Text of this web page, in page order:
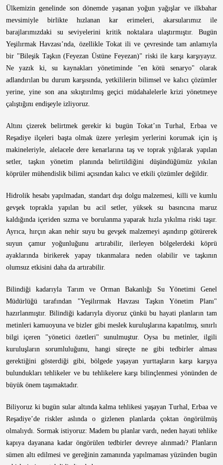
Ülkemizin genelinde son dönemde yaşanan yoğun yağışlar ve ilkbahar
mevsimiyle birlikte hızlanan kar erimeleri, akarsularımız ile
barajlarımızdaki su seviyelerini kritik noktalara ulaştırmıştır. Bugün
Yeşilırmak Havzası’nda, özellikle Tokat ili ve çevresinde tam anlamıyla
bir "Bileşik Taşkın (Feyezan Üstüne Feyezan)" riski ile karşı karşıyayız.
Ne yazık ki, su kaynakları yönetiminde "en kötü senaryo" olarak
adlandırılan bu durum karşısında, yetkililerin bilimsel ve kalıcı çözümler
yerine, yine son ana sıkıştırılmış geçici müdahalelerle krizi yönetmeye
çalıştığını endişeyle izliyoruz.
Altını çizerek belirtmek gerekir ki bugün Tokat’ın Turhal, Erbaa ve
Reşadiye ilçeleri başta olmak üzere yerleşim yerlerini korumak için iş
makineleriyle, alelacele dere kenarlarına taş ve toprak yığılarak yapılan
setler, taşkın yönetim planında belirtildiğini düşündüğümüz yıkılan
köprüler mühendislik bilimi açısından kalıcı ve etkili çözümler değildir.
Hidrolik hesabı yapılmadan, standart dışı dolgu malzemesi, killi ve kumlu
gevşek toprakla yapılan bu acil setler, yüksek su basıncına maruz
kaldığında içeriden sızma ve borulanma yaparak hızla yıkılma riski taşır.
Ayrıca, hırçın akan nehir suyu bu gevşek malzemeyi aşındırıp götürerek
suyun çamur yoğunluğunu artırabilir, ilerleyen bölgelerdeki köprü
ayaklarında birikerek yapay tıkanmalara neden olabilir ve taşkının
olumsuz etkisini daha da artırabilir.
Bilindiği kadarıyla Tarım ve Orman Bakanlığı Su Yönetimi Genel
Müdürlüğü tarafından "Yeşilırmak Havzası Taşkın Yönetim Planı"
hazırlanmıştır. Bilindiği kadarıyla diyoruz çünkü bu hayati planların tam
metinleri kamuoyuna ve bizler gibi meslek kuruluşlarına kapatılmış, sınırlı
bilgi içeren "yönetici özetleri" sunulmuştur. Oysa bu metinler, ilgili
kuruluşların sorumluluğunu, hangi süreçte ne gibi tedbirler alması
gerektiğini gösterdiği gibi, bölgede yaşayan yurttaşların karşı karşıya
bulundukları tehlikeler ve bu tehlikelere karşı bilinçlenmesi yönünden de
büyük önem taşımaktadır.
Biliyoruz ki bugün sular altında kalma tehlikesi yaşayan Turhal, Erbaa ve
Reşadiye’de riskler aslında o gizlenen planlarda çoktan öngörülmüş
olmalıydı. Sormak istiyoruz: Madem bu planlar vardı, neden hayati tehlike
kapıya dayanana kadar öngörülen tedbirler devreye alınmadı? Planların
sümen altı edilmesi ve gereğinin zamanında yapılmaması yüzünden bugün